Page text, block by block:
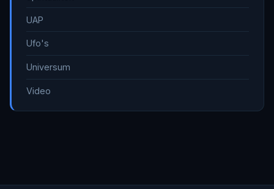
UAP
Ufo's
Universum
Video